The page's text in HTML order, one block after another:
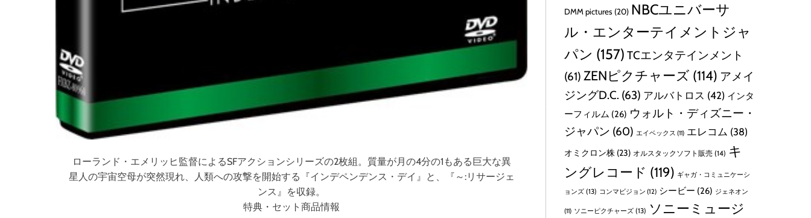
ローランド・エメリッヒ監督によるSFアクションシリーズの2枚組。質量が月の4分の1もある巨大な異
星人の宇宙空母が突然現れ、人類への攻撃を開始する『インデペンデンス・デイ』と、『～:リサージェ
ンス』を収録。
特典・セット商品情報
DMM pictures (20) NBCユニバーサ
ル・エンターテイメントジャ
パン (157) TCエンタテインメント
(61) ZENピクチャーズ (114) アメイ
ジングD.C. (63) アルバトロス (42) インタ
ーフィルム (26) ウォルト・ディズニー・
ジャパン (60) エイベックス (11) エレコム (38)
オミクロン株 (23) オルスタックソフト販売 (14) キ
ングレコード (119) ギャガ・コミュニケーシ
ョンズ (13) コンマビジョン (12) シービー (26) ジェネオン
(11) ソニーピクチャーズ (13) ソニーミュージ